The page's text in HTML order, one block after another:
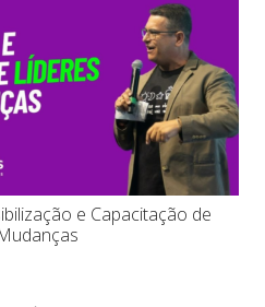
e Capacitação de